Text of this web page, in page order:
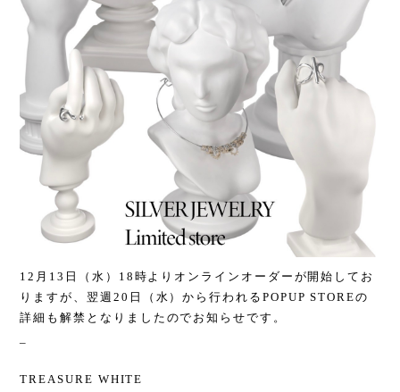
12月13日（水）18時よりオンラインオーダーが開始してお
りますが、翌週20日（水）から行われるPOPUP STOREの
詳細も解禁となりましたのでお知らせです。
TREASURE WHITE